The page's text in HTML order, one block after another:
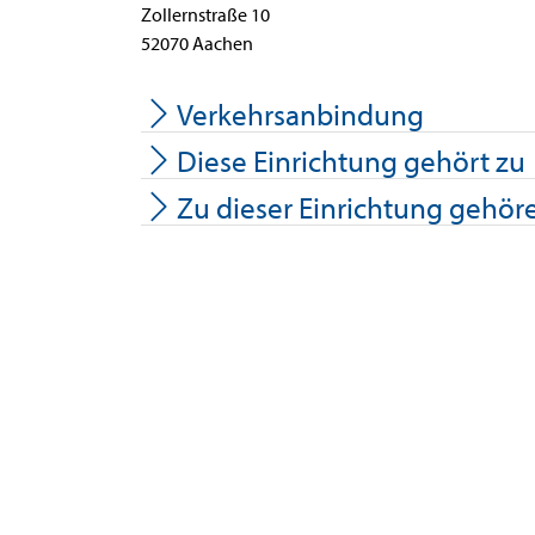
Zollernstraße 10
52070Aachen
Verkehrsanbindung
Diese Einrichtung gehört zu
Zu dieser Einrichtung